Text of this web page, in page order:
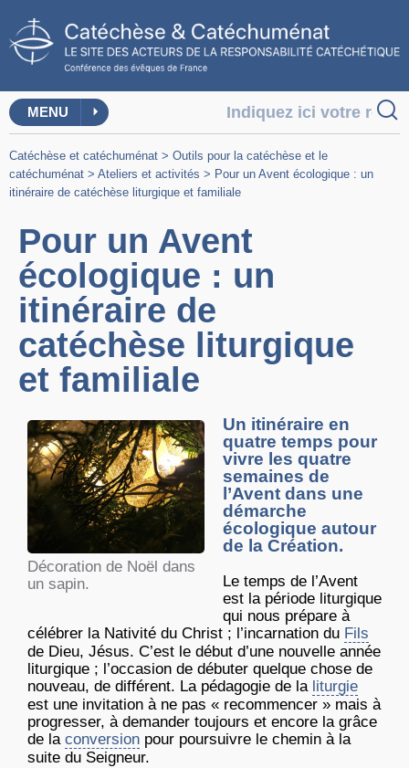
MENU
Catéchèse et catéchuménat > Outils pour la catéchèse et le
catéchuménat > Ateliers et activités > Pour un Avent écologique : un
itinéraire de catéchèse liturgique et familiale
Pour un Avent
écologique : un
itinéraire de
catéchèse liturgique
et familiale
Décoration de Noël dans
un sapin.
Un itinéraire en
quatre temps pour
vivre les quatre
semaines de
l’Avent dans une
démarche
écologique autour
de la Création.
Le temps de l’Avent
est la période liturgique
qui nous prépare à
célébrer la Nativité du Christ ; l’incarnation du Fils
de Dieu, Jésus. C’est le début d’une nouvelle année
liturgique ; l’occasion de débuter quelque chose de
nouveau, de différent. La pédagogie de la liturgie
est une invitation à ne pas « recommencer » mais à
progresser, à demander toujours et encore la grâce
de la conversion pour poursuivre le chemin à la
suite du Seigneur.